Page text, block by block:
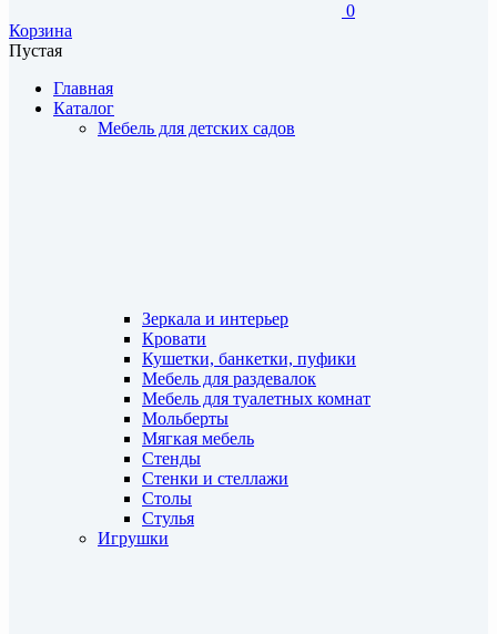
0
Корзина
Пустая
Главная
Каталог
Мебель для детских садов
Зеркала и интерьер
Кровати
Кушетки, банкетки, пуфики
Мебель для раздевалок
Мебель для туалетных комнат
Мольберты
Мягкая мебель
Стенды
Стенки и стеллажи
Столы
Стулья
Игрушки